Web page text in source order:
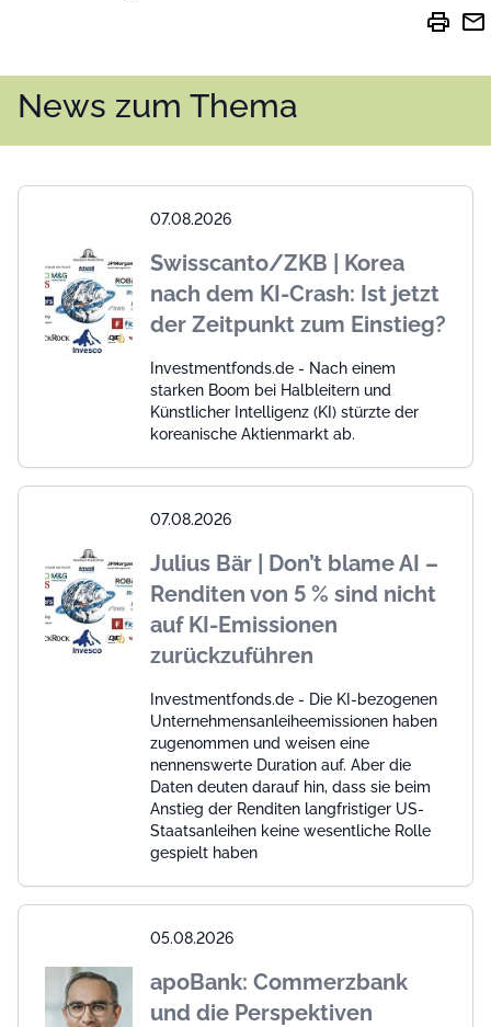
print mail
News zum Thema
07.08.2026
Swisscanto/ZKB | Korea
nach dem KI-Crash: Ist jetzt
der Zeitpunkt zum Einstieg?
Investmentfonds.de - Nach einem
starken Boom bei Halbleitern und
Künstlicher Intelligenz (KI) stürzte der
koreanische Aktienmarkt ab.
07.08.2026
Julius Bär | Don’t blame AI –
Renditen von 5 % sind nicht
auf KI-Emissionen
zurückzuführen
Investmentfonds.de - Die KI-bezogenen
Unternehmensanleiheemissionen haben
zugenommen und weisen eine
nennenswerte Duration auf. Aber die
Daten deuten darauf hin, dass sie beim
Anstieg der Renditen langfristiger US-
Staatsanleihen keine wesentliche Rolle
gespielt haben
05.08.2026
apoBank: Commerzbank
und die Perspektiven